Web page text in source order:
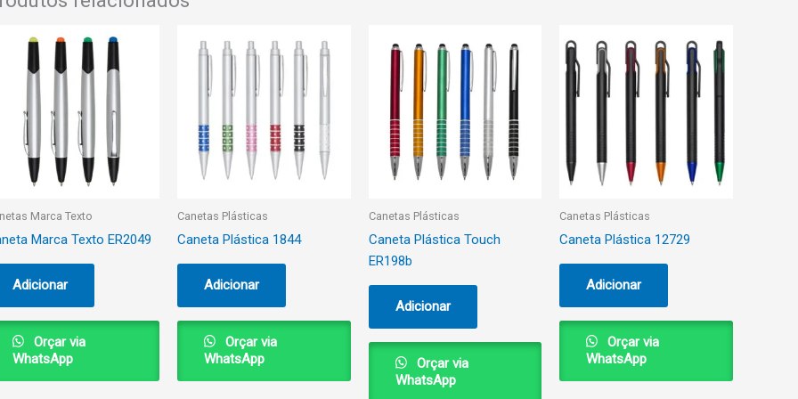
Marca Texto
Marca Texto ER2049
Adicionar
Orçar via
WhatsApp
Canetas Plásticas
Caneta Plástica 1844
Adicionar
Orçar via
WhatsApp
Canetas Plásticas
Caneta Plástica Touch
ER198b
Adicionar
Orçar via
WhatsApp
Canetas Plásticas
Caneta Plástica 12729
Adicionar
Orçar via
WhatsApp